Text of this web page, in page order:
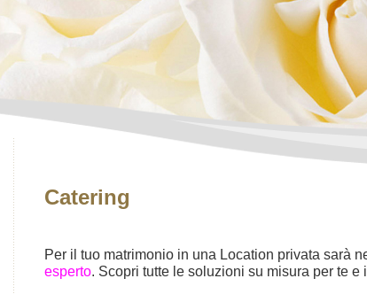
Catering
Per il tuo matrimonio in una Location privata sarà
esperto. Scopri tutte le soluzioni su misura per te e